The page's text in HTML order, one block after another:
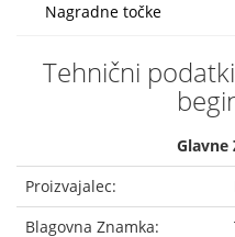
Nagradne točke
Tehnični
Glavne
Proizvajalec:
Blagovna Znamka: